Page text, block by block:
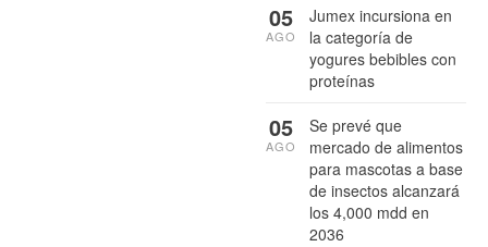
Jumex incursiona en
la categoría de
yogures bebibles con
proteínas
05
AGO
Se prevé que
mercado de alimentos
para mascotas a base
de insectos alcanzará
los 4,000 mdd en
2036
05
AGO